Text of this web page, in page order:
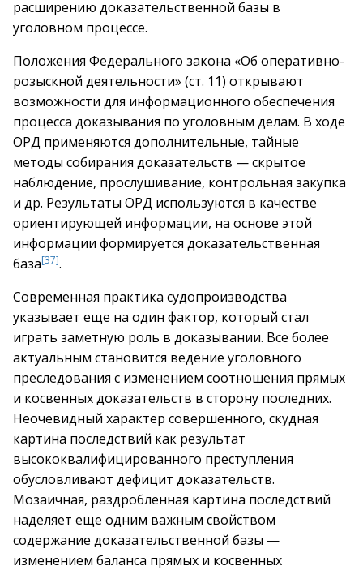
расширению доказательственной базы в
уголовном процессе.
Положения Федерального закона «Об оперативно-
розыскной деятельности» (ст. 11) открывают
возможности для информационного обеспечения
процесса доказывания по уголовным делам. В ходе
ОРД применяются дополнительные, тайные
методы собирания доказательств — скрытое
наблюдение, прослушивание, контрольная закупка
и др. Результаты ОРД используются в качестве
ориентирующей информации, на основе этой
информации формируется доказательственная
база[37].
Современная практика судопроизводства
указывает еще на один фактор, который стал
играть заметную роль в доказывании. Все более
актуальным становится ведение уголовного
преследования с изменением соотношения прямых
и косвенных доказательств в сторону последних.
Неочевидный характер совершенного, скудная
картина последствий как результат
высококвалифицированного преступления
обусловливают дефицит доказательств.
Мозаичная, раздробленная картина последствий
наделяет еще одним важным свойством
содержание доказательственной базы —
изменением баланса прямых и косвенных